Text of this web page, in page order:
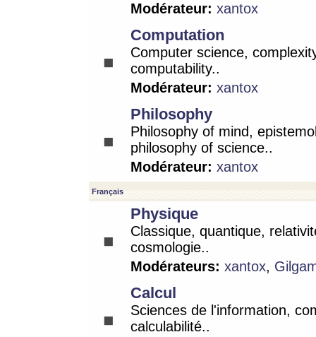
Modérateur: xantox
Computation
Computer science,
computability..
Modérateur: xantox
Philosophy
Philosophy of mind,
philosophy of science..
Modérateur: xantox
Français
Physique
Classique, quantique,
cosmologie..
Modérateurs: xantox,
Calcul
Sciences de l'information,
calculabilité..